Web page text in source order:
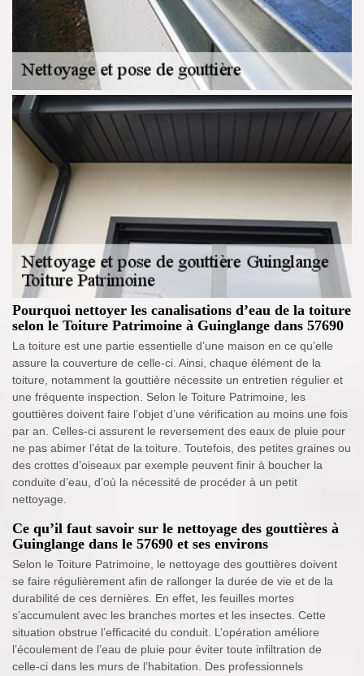
Pourquoi nettoyer les canalisations d’eau de la toiture
selon le Toiture Patrimoine à Guinglange dans 57690
La toiture est une partie essentielle d’une maison en ce qu’elle
assure la couverture de celle-ci. Ainsi, chaque élément de la
toiture, notamment la gouttière nécessite un entretien régulier et
une fréquente inspection. Selon le Toiture Patrimoine, les
gouttières doivent faire l’objet d’une vérification au moins une fois
par an. Celles-ci assurent le reversement des eaux de pluie pour
ne pas abimer l’état de la toiture. Toutefois, des petites graines ou
des crottes d’oiseaux par exemple peuvent finir à boucher la
conduite d’eau, d’où la nécessité de procéder à un petit
nettoyage.
Ce qu’il faut savoir sur le nettoyage des gouttières à
Guinglange dans le 57690 et ses environs
Selon le Toiture Patrimoine, le nettoyage des gouttières doivent
se faire régulièrement afin de rallonger la durée de vie et de la
durabilité de ces dernières. En effet, les feuilles mortes
s’accumulent avec les branches mortes et les insectes. Cette
situation obstrue l’efficacité du conduit. L’opération améliore
l’écoulement de l’eau de pluie pour éviter toute infiltration de
celle-ci dans les murs de l’habitation. Des professionnels